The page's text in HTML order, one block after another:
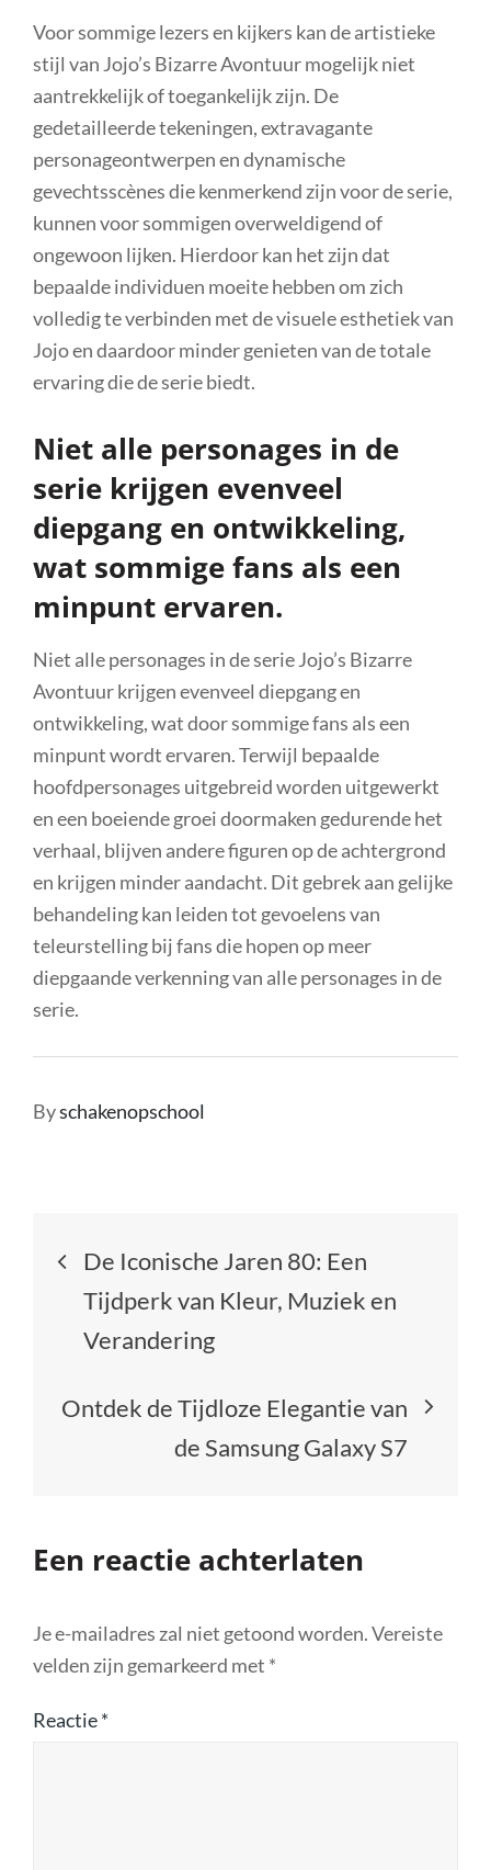
Voor sommige lezers en kijkers kan de artistieke
stijl van Jojo’s Bizarre Avontuur mogelijk niet
aantrekkelijk of toegankelijk zijn. De
gedetailleerde tekeningen, extravagante
personageontwerpen en dynamische
gevechtsscènes die kenmerkend zijn voor de serie,
kunnen voor sommigen overweldigend of
ongewoon lijken. Hierdoor kan het zijn dat
bepaalde individuen moeite hebben om zich
volledig te verbinden met de visuele esthetiek van
Jojo en daardoor minder genieten van de totale
ervaring die de serie biedt.
Niet alle personages in de
serie krijgen evenveel
diepgang en ontwikkeling,
wat sommige fans als een
minpunt ervaren.
Niet alle personages in de serie Jojo’s Bizarre
Avontuur krijgen evenveel diepgang en
ontwikkeling, wat door sommige fans als een
minpunt wordt ervaren. Terwijl bepaalde
hoofdpersonages uitgebreid worden uitgewerkt
en een boeiende groei doormaken gedurende het
verhaal, blijven andere figuren op de achtergrond
en krijgen minder aandacht. Dit gebrek aan gelijke
behandeling kan leiden tot gevoelens van
teleurstelling bij fans die hopen op meer
diepgaande verkenning van alle personages in de
serie.
Byschakenopschool
Berichtnavigatie
De Iconische Jaren 80: Een
Tijdperk van Kleur, Muziek en
Verandering
Ontdek de Tijdloze Elegantie van
de Samsung Galaxy S7
Een reactie achterlaten
Je e-mailadres zal niet getoond worden.Vereiste
velden zijn gemarkeerd met *
Reactie*